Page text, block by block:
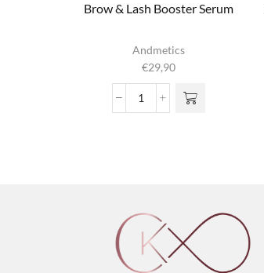
Brow & Lash Booster Serum
Andmetics
€29,90
Brow